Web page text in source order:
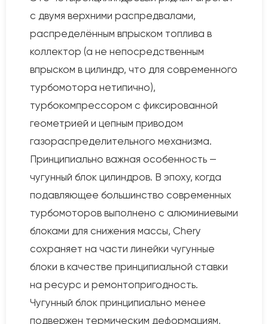
с двумя верхними распредвалами,
распределённым впрыском топлива в
коллектор (а не непосредственным
впрыском в цилиндр, что для современного
турбомотора нетипично),
турбокомпрессором с фиксированной
геометрией и цепным приводом
газораспределительного механизма.
Принципиально важная особенность —
чугунный блок цилиндров. В эпоху, когда
подавляющее большинство современных
турбомоторов выполнено с алюминиевыми
блоками для снижения массы, Chery
сохраняет на части линейки чугунные
блоки в качестве принципиальной ставки
на ресурс и ремонтопригодность.
Чугунный блок принципиально менее
подвержен термическим деформациям,